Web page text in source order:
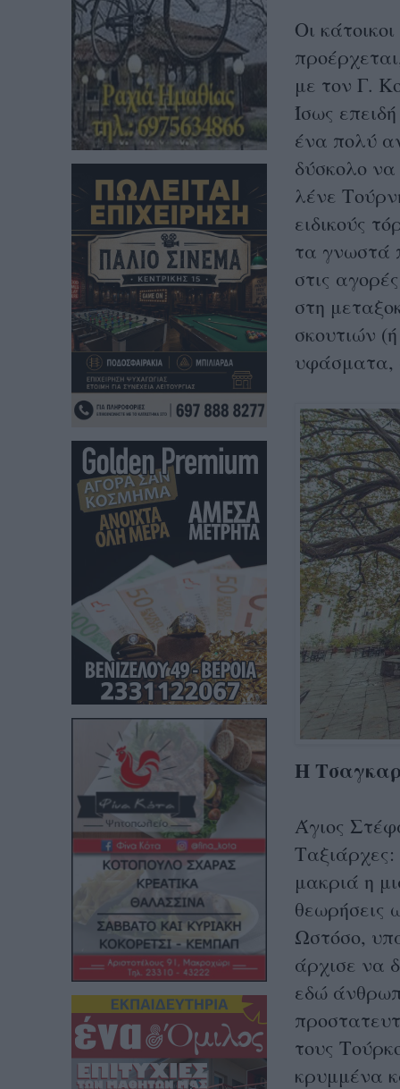
Οι
με τον Γ.
Ίσως
ένα πολύ
δύσκολο
λένε
ειδικούς
τα γνωστά
στις
στη
σκουτιών
υφάσματα,
Η
Άγιος
Ταξιάρχες:
μακριά η
θεωρήσεις
Ωστόσο,
άρχισε να
εδώ
τους
κρυμμένα